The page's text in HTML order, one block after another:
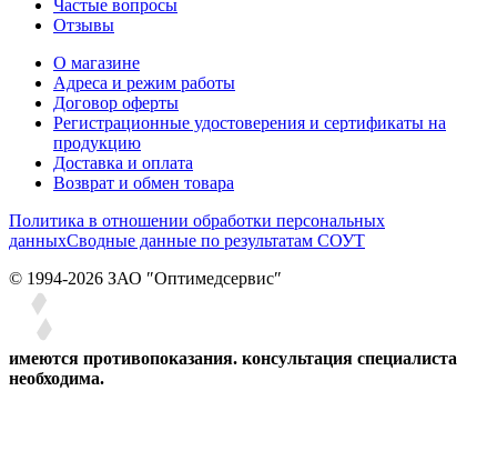
Частые вопросы
Отзывы
О магазине
Адреса и режим работы
Договор оферты
Регистрационные удостоверения и сертификаты на
продукцию
Доставка и оплата
Возврат и обмен товара
Политика в отношении обработки персональных
данныхСводные данные по результатам СОУТ
© 1994-2026 ЗАО ″Оптимедсервис″
имеются противопоказания. консультация специалиста
необходима.